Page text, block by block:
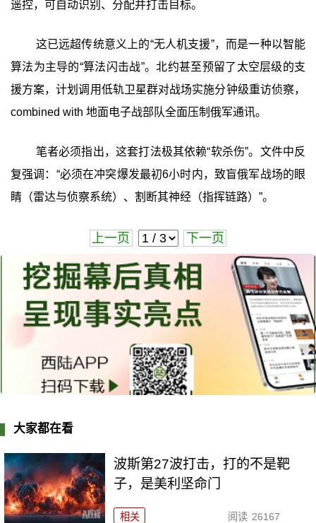
遥控，可自动识别、分配并打击目标。
这已远超传统意义上的“无人机支援”，而是一种以智能
算法为主导的“算法闪击战”。北约甚至预留了太空层级的支
援方案，计划调用低轨卫星群对战场实施分钟级重访侦察，
combined with 地面电子战部队全面压制俄军通讯。
笔者必须指出，这套打法极其依赖“软杀伤”。文件中反
复强调：“必须在冲突爆发最初6小时内，致盲俄军战场的眼
睛（雷达与侦察系统）、割断其神经（指挥链路）”。
上一页 下一页
大家都在看
波斯第27波打击，打的不是靶
子，是美利坚命门
相关 阅读 26167